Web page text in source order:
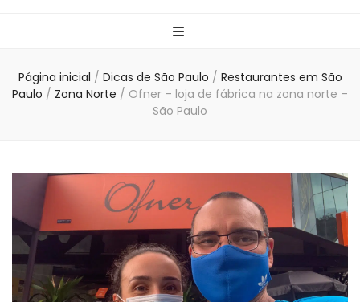
Página inicial / Dicas de São Paulo / Restaurantes em São
Paulo / Zona Norte / Ofner – loja de fábrica na zona norte –
São Paulo